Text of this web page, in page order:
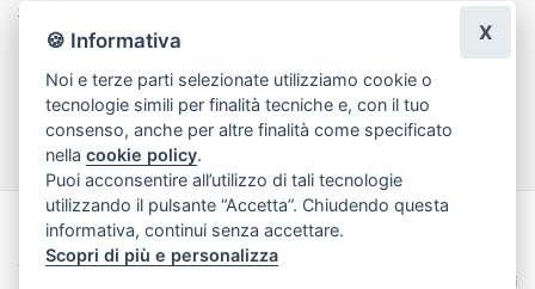
San Valentino
Festa Della Mamma
Natale
Funebre
Made with byInfoser.it- Realizzazione Siti ecommerce per Fioristi
2026
Termini e Condizioni
🍪 Informativa
Noi e terze parti selezionate utilizziamo cookie o
tecnologie simili per finalità tecniche e, con il tuo
consenso, anche per altre finalità come specificato
nellacookie policy.
Puoi acconsentire all’utilizzo di tali tecnologie
utilizzando il pulsante “Accetta”. Chiudendo questa
informativa, continui senza accettare.
Scopri di più e personalizza
X